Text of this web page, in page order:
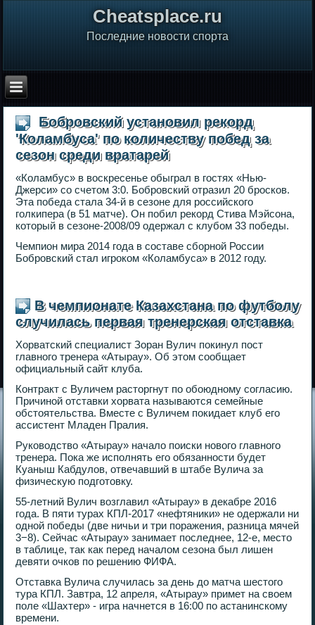
Сheatsplace.ru
Последние новости спорта
Бобровский установил рекорд
'Коламбуса' по количеству побед за
сезон среди вратарей
«Коламбус» в воскресенье обыграл в гостях «Нью-
Джерси» со счетом 3:0. Бобровский отразил 20 бросков.
Эта победа стала 34-й в сезоне для российского
голкипера (в 51 матче). Он побил рекорд Стива Мэйсона,
который в сезоне-2008/09 одержал с клубом 33 победы.
Чемпион мира 2014 года в составе сборной России
Бобровский стал игроком «Коламбуса» в 2012 году.
В чемпионате Казахстана по футболу
случилась первая тренерская отставка
Хорватский специалист Зоран Вулич покинул пост
главного тренера «Атырау». Об этом сообщает
официальный сайт клуба.
Контракт с Вуличем расторгнут по обоюдному согласию.
Причиной отставки хорвата называются семейные
обстоятельства. Вместе с Вуличем покидает клуб его
ассистент Младен Пралия.
Руководство «Атырау» начало поиски нового главного
тренера. Пока же исполнять его обязанности будет
Куаныш Кабдулов, отвечавший в штабе Вулича за
физическую подготовку.
55-летний Вулич возглавил «Атырау» в декабре 2016
года. В пяти турах КПЛ-2017 «нефтяники» не одержали ни
одной победы (две ничьи и три поражения, разница мячей
3−8). Сейчас «Атырау» занимает последнее, 12-е, место
в таблице, так как перед началом сезона был лишен
девяти очков по решению ФИФА.
Отставка Вулича случилась за день до матча шестого
тура КПЛ. Завтра, 12 апреля, «Атырау» примет на своем
поле «Шахтер» - игра начнется в 16:00 по астанинскому
времени.